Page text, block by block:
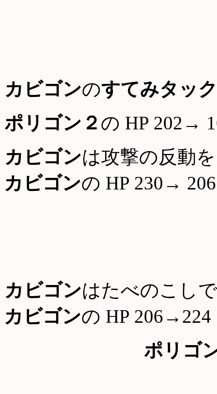
カビゴンのすてみタッ
ポリゴン２ の HP 202→
カビゴンは攻撃の反動
カビゴンの HP 230→ 206
カビゴンはたべのこし
カビゴンの HP 206→224
ポリゴ